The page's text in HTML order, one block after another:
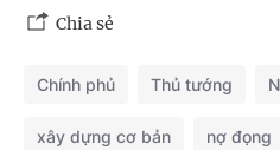
Chia sẻ
Chính phủ Thủ tướng
xây dựng cơ bản nợ đọng